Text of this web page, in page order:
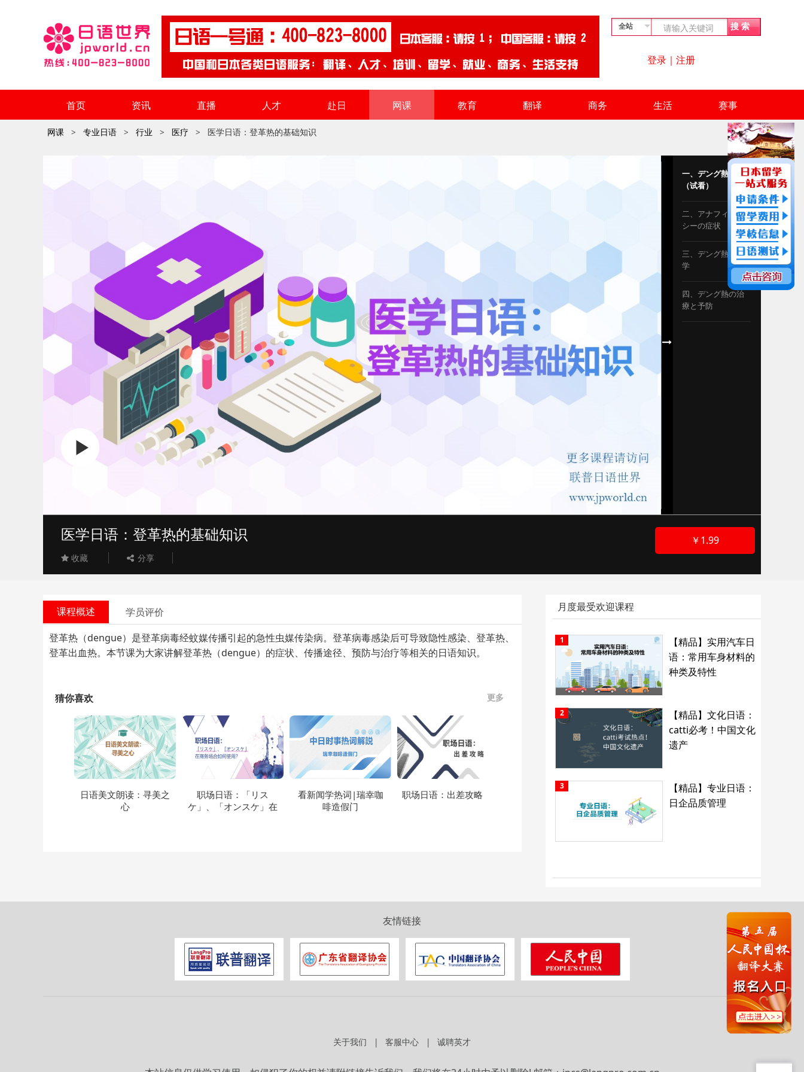
登录 ｜ 注册
首页 资讯 直播 人才 赴日 网课 教育 翻译 商务 生活 赛事
网课 专业日语 行业 医疗 医学日语：登革热的基础知识
一、デング熱とは
（试看）
二、アナフィラキ
シーの症状
三、デング熱の疫
学
四、デング熱の治
療と予防
医学日语：登革热的基础知识
收藏 分享
￥1.99
课程概述
学员评价
登革热（dengue）是登革病毒经蚊媒传播引起的急性虫媒传染病。登革病毒感染后可导致隐性感染、登革热、
登革出血热。本节课为大家讲解登革热（dengue）的症状、传播途径、预防与治疗等相关的日语知识。
猜你喜欢 更多
日语美文朗读：寻美之
心
职场日语：「リス
ケ」、「オンスケ」在
看新闻学热词|瑞幸咖
啡造假门
职场日语：出差攻略
月度最受欢迎课程
【精品】实用汽车日
语：常用车身材料的
种类及特性
1
【精品】文化日语：
catti必考！中国文化
遗产
2
【精品】专业日语：
日企品质管理
3
友情链接
关于我们 客服中心 诚聘英才